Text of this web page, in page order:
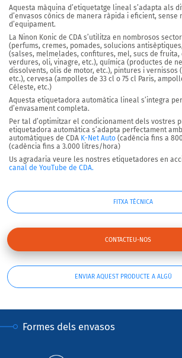
Aquesta màquina d’etiquetatge lineal s’adapta als
d’envasos cònics de manera ràpida i eficient, sense
d’equipament.
La Ninon Konic de CDA s’utilitza en nombrosos
(perfums, cremes, pomades, solucions
(salses, melmelades, confitures, mel, sucs de fruita,
verdures, oli, vinagre, etc.), química (productes de
dissolvents, olis de motor, etc.), pintures i vernissos
etc.), cervesa (ampolles de 33 cl o 75 cl Paris,
Céleste, etc.)
Aquesta etiquetadora automàtica lineal s’integra
d’envasament completa.
Per tal d’optimitzar el condicionament dels vostres
etiquetadora automàtica s’adapta perfectament
automàtiques de CDA K-Net Auto (cadència fins a
(cadència fins a 3.000 litres/hora)
Us agradaria veure les nostres etiquetadores en
canal de YouTube de CDA.
ENVIAR AQUEST PRODUCTE A ALGÚ
FITXA TÈCNICA
CONTACTEU-NOS
Formes dels envasos